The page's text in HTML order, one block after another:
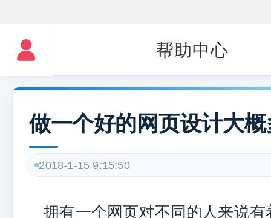
帮助中心
做一个好的网页设计大
2018-1-15 9:15:50
拥有一个网页对不同的人来说有